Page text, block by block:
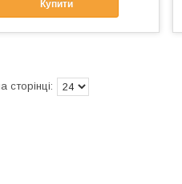
Купити